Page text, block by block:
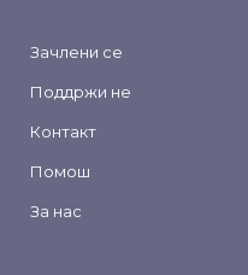
Зачлени се
Поддржи не
Контакт
Помош
За нас